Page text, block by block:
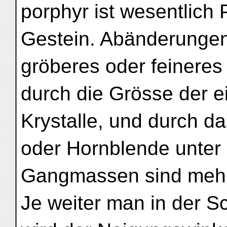
porphyr ist wesentlich
Gestein.
gröberes oder
durch die Grösse der
Krystalle, und durch
oder Hornblende
Gangmassen sind
Je weiter man in der